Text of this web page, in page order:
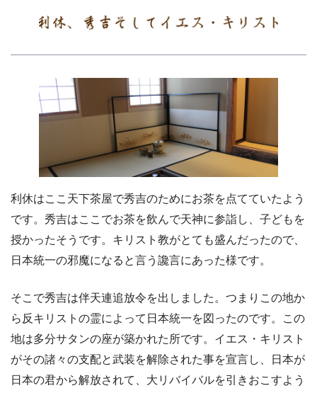
利休はここ天下茶屋で秀吉のためにお茶を点てていたよう
です。秀吉はここでお茶を飲んで天神に参詣し、子どもを
授かったそうです。キリスト教がとても盛んだったので、
日本統一の邪魔になると言う讒言にあった様です。
そこで秀吉は伴天連追放令を出しました。つまりこの地か
ら反キリストの霊によって日本統一を図ったのです。この
地は多分サタンの座が築かれた所です。イエス・キリスト
がその諸々の支配と武装を解除された事を宣言し、日本が
日本の君から解放されて、大リバイバルを引きおこすよう